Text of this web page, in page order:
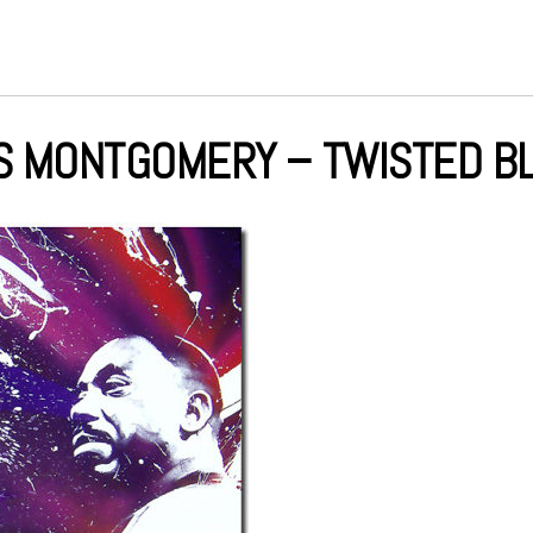
MONTGOMERY – TWISTED